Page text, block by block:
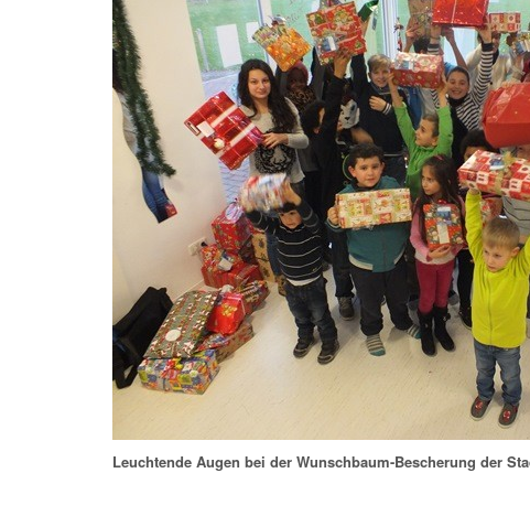
Leuchtende Augen bei der Wunschbaum-Bescherung der